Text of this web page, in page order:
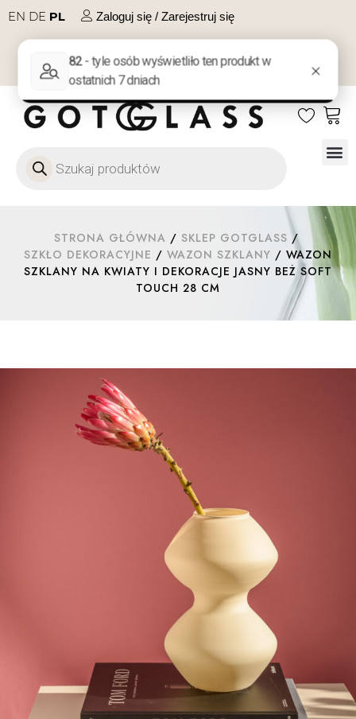
EN DE PL Zaloguj się / Zarejestruj się
NA PREZENT KONTAKT
STRONA GŁÓWNA / SKLEP GOTGLASS /
SZKŁO DEKORACYJNE / WAZON SZKLANY / WAZON
SZKLANY NA KWIATY I DEKORACJE JASNY BEŻ SOFT
TOUCH 28 CM